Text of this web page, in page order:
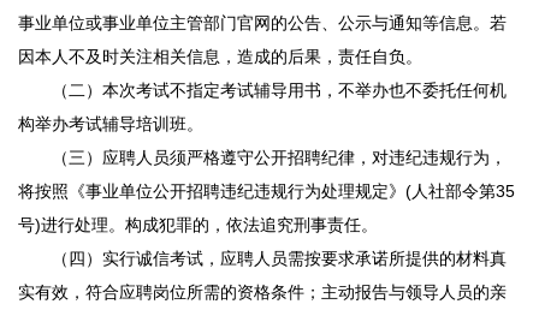
事业单位或事业单位主管部门官网的公告、公示与通知等信息。若
因本人不及时关注相关信息，造成的后果，责任自负。
（二）本次考试不指定考试辅导用书，不举办也不委托任何机
构举办考试辅导培训班。
（三）应聘人员须严格遵守公开招聘纪律，对违纪违规行为，
将按照《事业单位公开招聘违纪违规行为处理规定》(人社部令第35
号)进行处理。构成犯罪的，依法追究刑事责任。
（四）实行诚信考试，应聘人员需按要求承诺所提供的材料真
实有效，符合应聘岗位所需的资格条件；主动报告与领导人员的亲